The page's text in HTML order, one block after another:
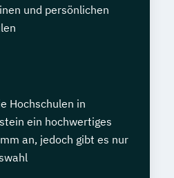
und persönlichen
Hochschulen in
ein hochwertiges
an, jedoch gibt es nur